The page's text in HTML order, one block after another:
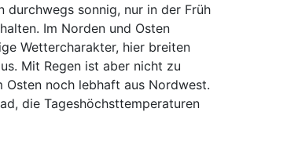
durchwegs sonnig, nur in der Früh
Im Norden und Osten
Wettercharakter, hier breiten
Mit Regen ist aber nicht zu
Osten noch lebhaft aus Nordwest.
die Tageshöchsttemperaturen